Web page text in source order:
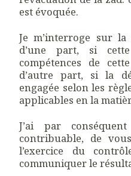
est évoquée.
Je m’interroge sur
d’une part, si
compétences de
d’autre part, si la
engagée selon les
applicables en la
J’ai par
contribuable, de
l’exercice du
communiquer le